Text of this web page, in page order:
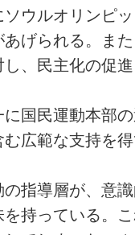
ウルオリンピ
げられる。ま
、民主化の促
国民運動本部
広範な支持を
指導層が、意
持っている。